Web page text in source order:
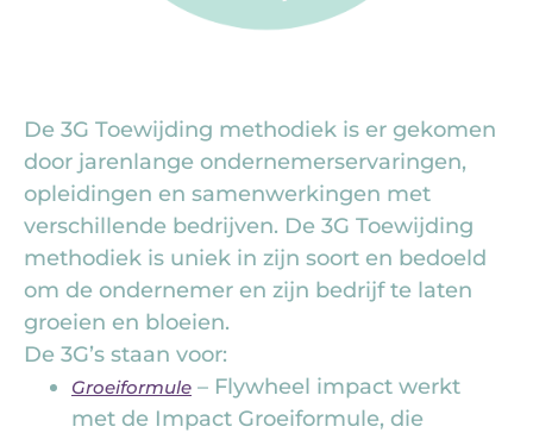
De 3G Toewijding methodiek is er gekomen
door jarenlange ondernemerservaringen,
opleidingen en samenwerkingen met
verschillende bedrijven. De 3G Toewijding
methodiek is uniek in zijn soort en bedoeld
om de ondernemer en zijn bedrijf te laten
groeien en bloeien.
De 3G’s staan voor:
Groeiformule – Flywheel impact werkt
met de Impact Groeiformule, die